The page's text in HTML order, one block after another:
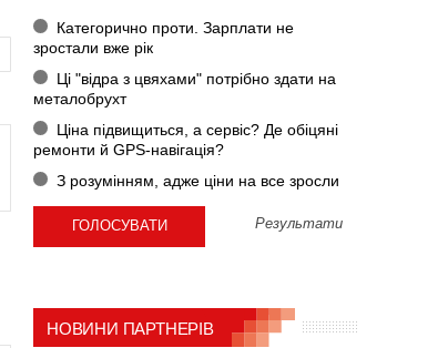
Категорично проти. Зарплати не
зростали вже рік
Ці "відра з цвяхами" потрібно здати на
металобрухт
Ціна підвищиться, а сервіс? Де обіцяні
ремонти й GPS-навігація?
З розумінням, адже ціни на все зросли
Результати
НОВИНИ ПАРТНЕРІВ